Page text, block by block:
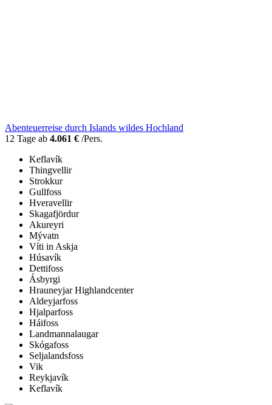
Abenteuerreise durch Islands wildes Hochland
12 Tage ab 4.061 € /Pers.
Keflavík
Thingvellir
Strokkur
Gullfoss
Hveravellir
Skagafjördur
Akureyri
Mývatn
Víti in Askja
Húsavík
Dettifoss
Ásbyrgi
Hrauneyjar Highlandcenter
Aldeyjarfoss
Hjalparfoss
Háifoss
Landmannalaugar
Skógafoss
Seljalandsfoss
Vik
Reykjavík
Keflavík